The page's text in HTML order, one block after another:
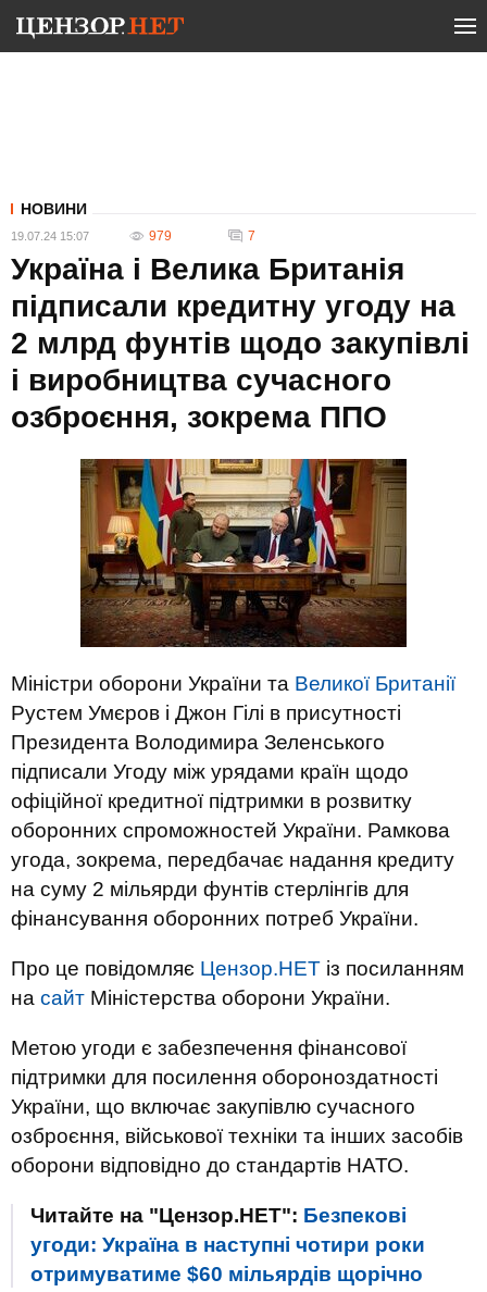
НОВИНИ
19.07.24 15:07 979 7
Україна і Велика Британія
підписали кредитну угоду на
2 млрд фунтів щодо закупівлі
і виробництва сучасного
озброєння, зокрема ППО
Міністри оборони України та Великої Британії
Рустем Умєров і Джон Гілі в присутності
Президента Володимира Зеленського
підписали Угоду між урядами країн щодо
офіційної кредитної підтримки в розвитку
оборонних спроможностей України. Рамкова
угода, зокрема, передбачає надання кредиту
на суму 2 мільярди фунтів стерлінгів для
фінансування оборонних потреб України.
Про це повідомляє Цензор.НЕТ із посиланням
на сайт Міністерства оборони України.
Метою угоди є забезпечення фінансової
підтримки для посилення обороноздатності
України, що включає закупівлю сучасного
озброєння, військової техніки та інших засобів
оборони відповідно до стандартів НАТО.
Читайте на "Цензор.НЕТ": Безпекові
угоди: Україна в наступні чотири роки
отримуватиме $60 мільярдів щорічно